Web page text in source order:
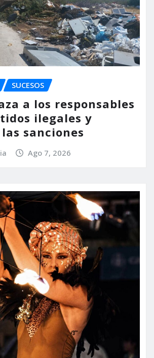
SUCESOS
a los responsables
ilegales y
sanciones
Ago 7, 2026